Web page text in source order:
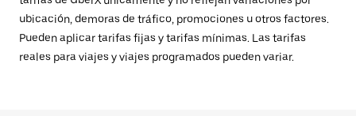
ubicación, demoras de tráfico, promociones u otros factores.
Pueden aplicar tarifas fijas y tarifas mínimas. Las tarifas
reales para viajes y viajes programados pueden variar.